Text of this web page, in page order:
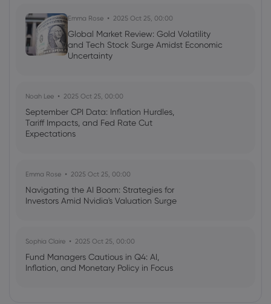
Emma Rose 2025 Oct 25, 00:00
Global Market Review: Gold Volatility
and Tech Stock Surge Amidst Economic
Uncertainty
Noah Lee 2025 Oct 25, 00:00
September CPI Data: Inflation Hurdles,
Tariff Impacts, and Fed Rate Cut
Expectations
Emma Rose 2025 Oct 25, 00:00
Navigating the AI Boom: Strategies for
Investors Amid Nvidia's Valuation Surge
Sophia Claire 2025 Oct 25, 00:00
Fund Managers Cautious in Q4: AI,
Inflation, and Monetary Policy in Focus